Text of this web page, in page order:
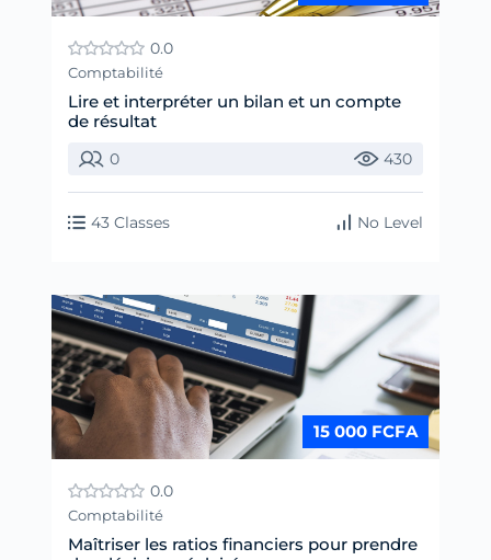
0.0
Comptabilité
Lire et interpréter un bilan et un compte
de résultat
0 430
43 Classes No Level
15 000 FCFA
0.0
Comptabilité
Maîtriser les ratios financiers pour prendre